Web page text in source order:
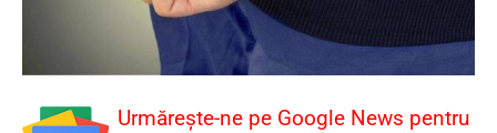
Urmărește-ne pe Google News pentru